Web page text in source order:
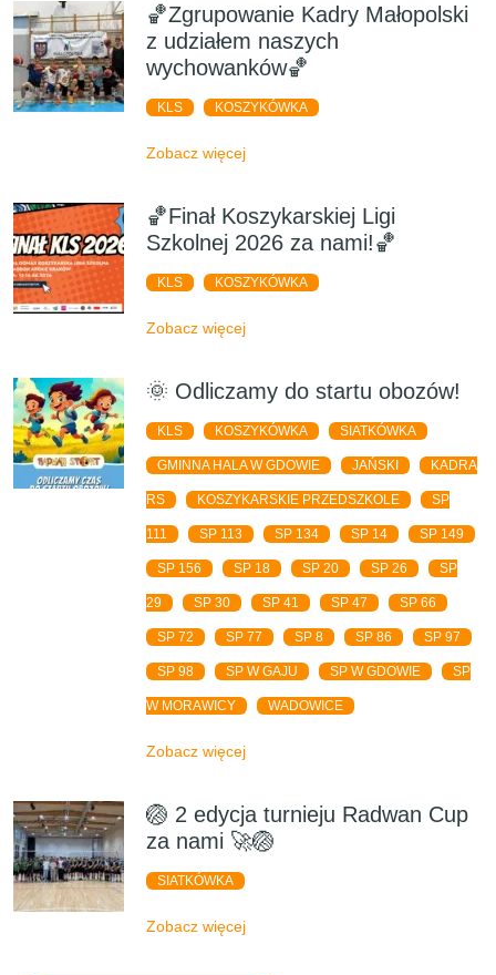
🏀Zgrupowanie Kadry Małopolski
z udziałem naszych
wychowanków🏀
KLS KOSZYKÓWKA
Zobacz więcej
🏀Finał Koszykarskiej Ligi
Szkolnej 2026 za nami!🏀
KLS KOSZYKÓWKA
Zobacz więcej
🌞 Odliczamy do startu obozów!
KLS KOSZYKÓWKA SIATKÓWKA
GMINNA HALA W GDOWIE JAŃSKI KADRA
RS KOSZYKARSKIE PRZEDSZKOLE SP
111 SP 113 SP 134 SP 14 SP 149
SP 156 SP 18 SP 20 SP 26 SP
29 SP 30 SP 41 SP 47 SP 66
SP 72 SP 77 SP 8 SP 86 SP 97
SP 98 SP W GAJU SP W GDOWIE SP
W MORAWICY WADOWICE
Zobacz więcej
🏐 2 edycja turnieju Radwan Cup
za nami 🚀🏐
SIATKÓWKA
Zobacz więcej